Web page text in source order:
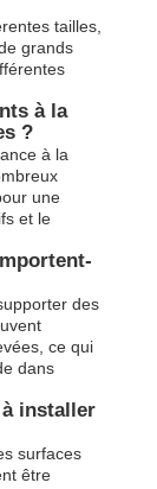
tailles,
grands
à la
?
à la
une
et le
des
ce qui
dans
installer
surfaces
être